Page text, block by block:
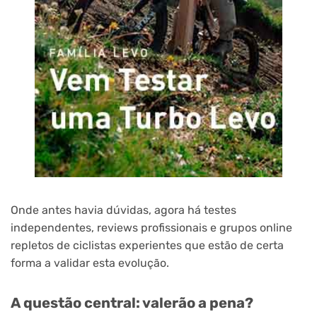
Onde antes havia dúvidas, agora há testes
independentes, reviews profissionais e grupos online
repletos de ciclistas experientes que estão de certa
forma a validar esta evolução.
A questão central: valerão a pena?